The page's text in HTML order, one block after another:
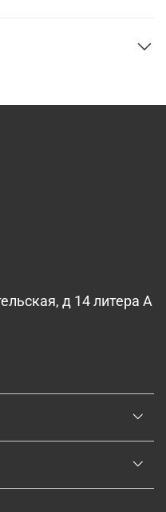
д 14 литера А